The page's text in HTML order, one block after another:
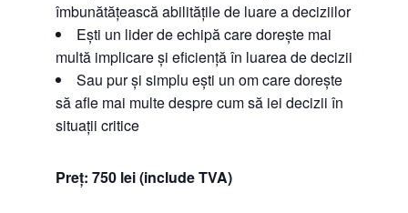
îmbunătățească abilitățile de luare a deciziilor
Ești un lider de echipă care dorește mai
multă implicare și eficiență în luarea de decizii
Sau pur și simplu ești un om care dorește
să afle mai multe despre cum să iei decizii în
situații critice
Preț: 750 lei (include TVA)